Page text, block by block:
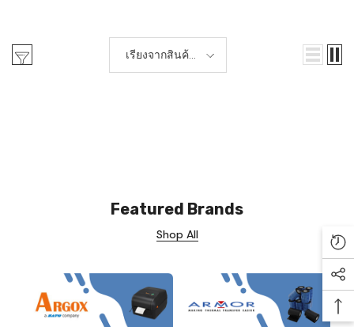
เรียงจากสินค้า
ใหม่-เก่า
Featured Brands
Shop All